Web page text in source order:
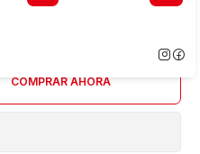
COMPRAR AHORA